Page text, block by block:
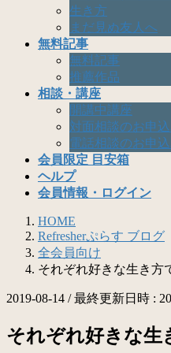
生き方
まだ見ぬ友人へ
無料記事
無料記事
推薦作品
相談・講座
開講中講座
対面相談のお申
電話相談のお申
会員限定 目安箱
ヘルプ
会員情報・ログイン
HOME
Refresherぷらす ブログ
全会員向け
それぞれ好きな生き
2019-08-14 / 最終更新日時 :
それぞれ好きな